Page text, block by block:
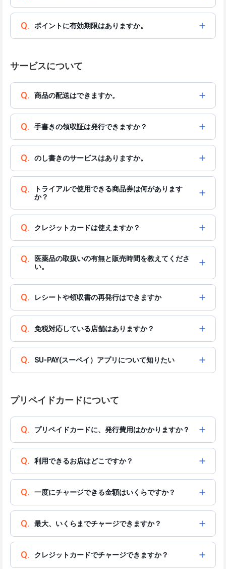
Q. ポイントに有効期限はありますか。
サービスについて
Q. 商品の配送はできますか。
Q. 手書きの領収証は発行できますか？
Q. のし書きのサービスはありますか。
Q.
トライアルで使用できる商品券は何があります
か？
Q. クレジットカードは使えますか？
Q.
医薬品の取扱いの有無と販売時間を教えてくださ
い。
Q. レシートや領収書の再発行はできますか
Q. 免税対応している店舗はありますか？
Q. SU-PAY(スーペイ）アプリについて知りたい
プリペイドカードについて
Q. プリペイドカードに、発行費用はかかりますか？
Q. 利用できるお店はどこですか？
Q. 一度にチャージできる金額はいくらですか？
Q. 最大、いくらまでチャージできますか？
Q. クレジットカードでチャージできますか？